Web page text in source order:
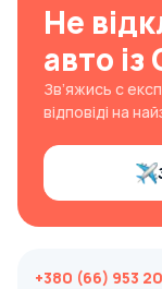
Не
авто
Зв’яжись с
відповіді на
+380 (66) 953